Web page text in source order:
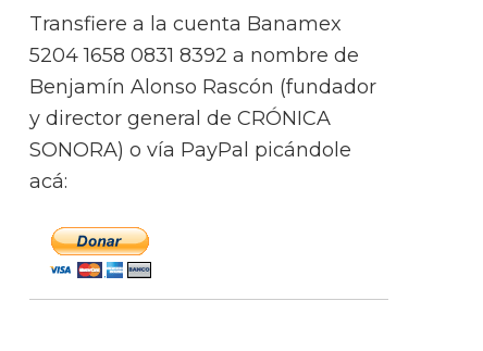
Transfiere a la cuenta Banamex
5204 1658 0831 8392 a nombre de
Benjamín Alonso Rascón (fundador
y director general de CRÓNICA
SONORA) o vía PayPal picándole
acá: